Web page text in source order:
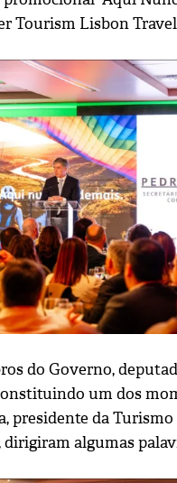
Tourism Lisbon
do Governo,
um dos
da
algumas